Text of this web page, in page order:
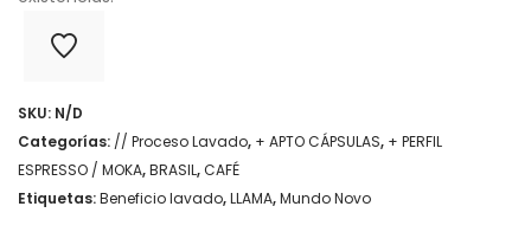
SKU: N/D
Categorías: // Proceso Lavado, + APTO CÁPSULAS, + PERFIL
ESPRESSO / MOKA,BRASIL,CAFÉ
Etiquetas:Beneficio lavado,LLAMA,Mundo Novo